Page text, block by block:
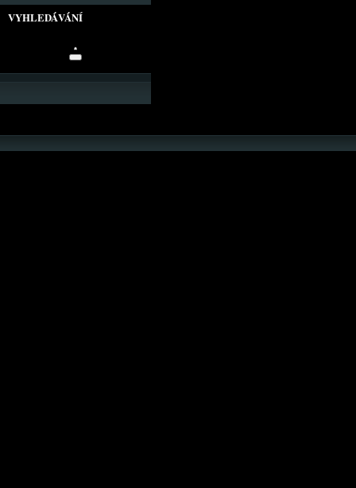
VYHLEDÁVÁNÍ